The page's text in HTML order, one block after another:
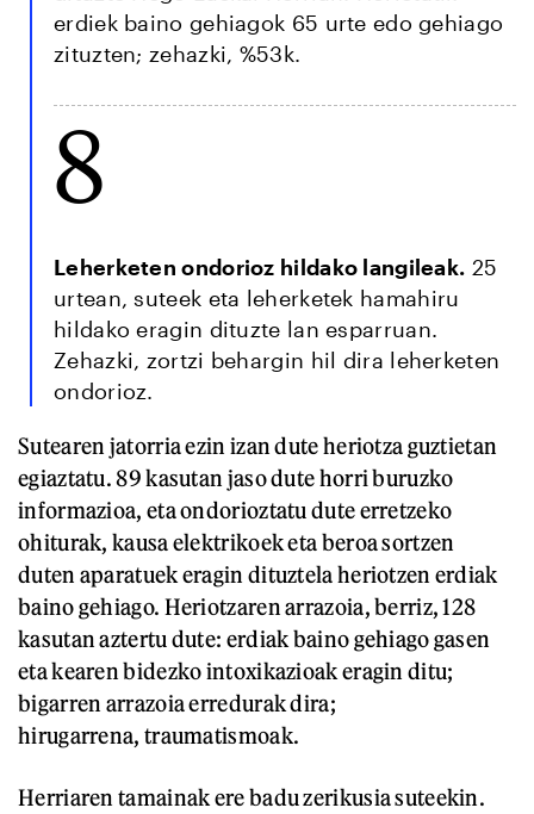
erdiek baino gehiagok 65 urte edo gehiago
zituzten; zehazki, %53k.
8
Leherketen ondorioz hildako langileak. 25
urtean, suteek eta leherketek hamahiru
hildako eragin dituzte lan esparruan.
Zehazki, zortzi behargin hil dira leherketen
ondorioz.
Sutearen jatorria ezin izan dute heriotza guztietan
egiaztatu. 89 kasutan jaso dute horri buruzko
informazioa, eta ondorioztatu dute erretzeko
ohiturak, kausa elektrikoek eta beroa sortzen
duten aparatuek eragin dituztela heriotzen erdiak
baino gehiago. Heriotzaren arrazoia, berriz, 128
kasutan aztertu dute: erdiak baino gehiago gasen
eta kearen bidezko intoxikazioak eragin ditu;
bigarren arrazoia erredurak dira;
hirugarrena, traumatismoak.
Herriaren tamainak ere badu zerikusia suteekin.